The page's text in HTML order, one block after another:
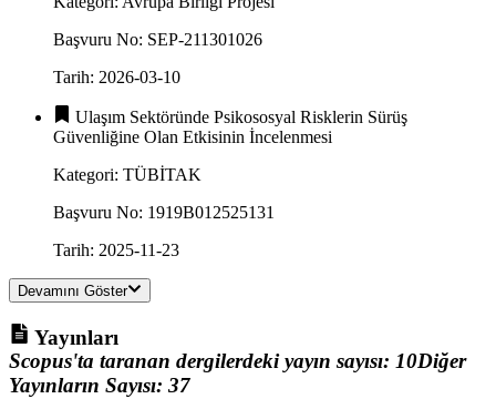
Başvuru No: SEP-211301026
Tarih: 2026-03-10
Ulaşım Sektöründe Psikososyal Risklerin Sürüş
Güvenliğine Olan Etkisinin İncelenmesi
Kategori: TÜBİTAK
Başvuru No: 1919B012525131
Tarih: 2025-11-23
Devamını Göster
Yayınları
Scopus'ta taranan dergilerdeki yayın sayısı: 10Diğer
Yayınların Sayısı: 37